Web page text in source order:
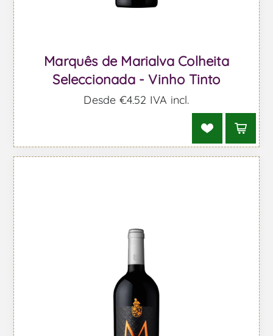
Marquês de Marialva Colheita
Seleccionada - Vinho Tinto
Desde €4,52 IVA incl.